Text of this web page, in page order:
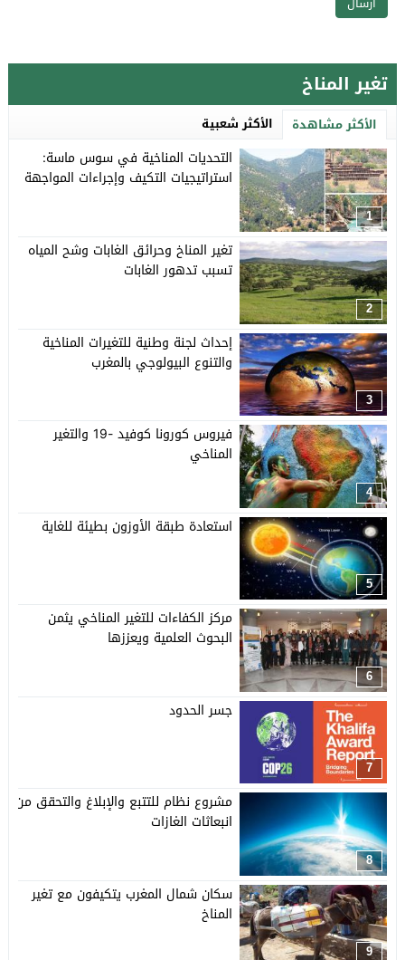
تغير المناخ
الأكثر مشاهدة الأكثر شعبية
1
التحديات المناخية في سوس ماسة:
استراتيجيات التكيف وإجراءات المواجهة
2
تغير المناخ وحرائق الغابات وشح المياه
تسبب تدهور الغابات
3
إحداث لجنة وطنية للتغيرات المناخية
والتنوع البيولوجي بالمغرب
4
فيروس كورونا كوفيد -19 والتغير
المناخي
5
استعادة طبقة الأوزون بطيئة للغاية
6
مركز الكفاءات للتغير المناخي يثمن
البحوث العلمية ويعززها
7
جسر الحدود
8
مشروع نظام للتتبع والإبلاغ والتحقق من
انبعاثات الغازات
9
سكان شمال المغرب يتكيفون مع تغير
المناخ